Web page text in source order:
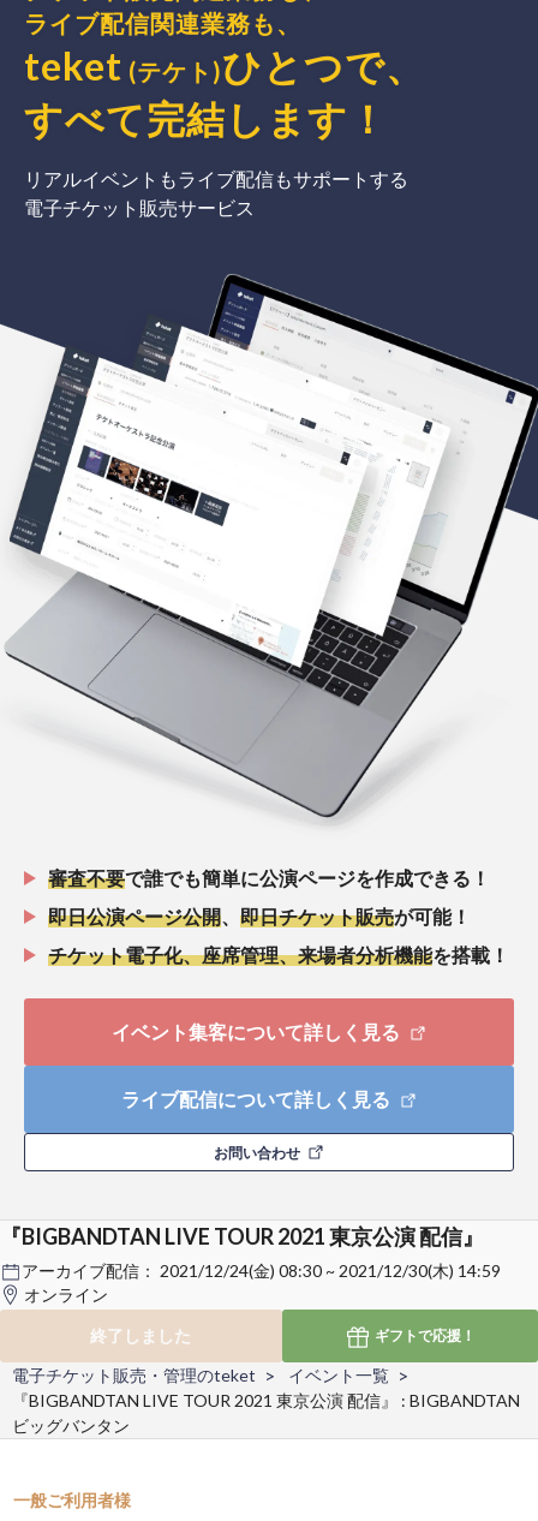
ライブ配信関連業務も、
teket (テケト)ひとつで、
すべて完結 します ！
リアルイベントもライブ配信もサポートする
電子チケット販売サービス
審査不要で誰でも簡単に公演ページを作成できる！
即日公演ページ公開
即日チケット販売が可能！
チケット電子化、座席管理、来場者分析機能を搭載！
イベント集客について詳しく見る
ライブ配信について詳しく見る
お問い合わせ
『BIGBANDTAN LIVE TOUR 2021 東京公演 配信』
アーカイブ配信： 2021/12/24(金) 08:30 ~ 2021/12/30(木) 14:59
オンライン
終了しました
ギフトで応援！
電子チケット販売・管理のteket
イベント一覧
『BIGBANDTAN LIVE TOUR 2021 東京公演 配信』 : BIGBANDTAN
ビッグバンタン
一般ご利用者様